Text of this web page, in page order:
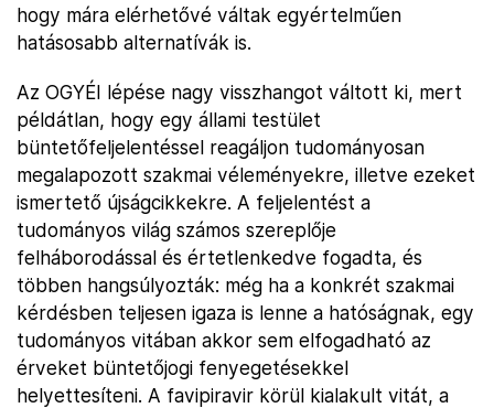
hogy mára elérhetővé váltak egyértelműen
hatásosabb alternatívák is.
Az OGYÉI lépése nagy visszhangot váltott ki, mert
példátlan, hogy egy állami testület
büntetőfeljelentéssel reagáljon tudományosan
megalapozott szakmai véleményekre, illetve ezeket
ismertető újságcikkekre. A feljelentést a
tudományos világ számos szereplője
felháborodással és értetlenkedve fogadta, és
többen hangsúlyozták: még ha a konkrét szakmai
kérdésben teljesen igaza is lenne a hatóságnak, egy
tudományos vitában akkor sem elfogadható az
érveket büntetőjogi fenyegetésekkel
helyettesíteni. A favipiravir körül kialakult vitát, a